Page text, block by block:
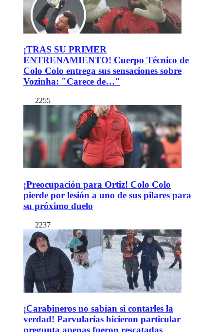
¡TRAS SU PRIMER
ENTRENAMIENTO! Cuerpo Técnico de
Colo Colo entrega sus sensaciones sobre
Vozinha: "Carece de…"
2255
¡Preocupación para Ortiz! Colo Colo
pierde por lesión a uno de sus pilares para
su próximo duelo
2237
¡Carabineros no sabían si contarles la
verdad! Parvularias hicieron particular